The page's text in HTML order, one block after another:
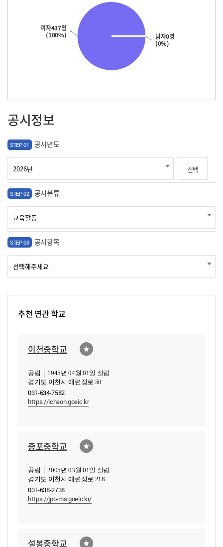
남자0명
(0%)
여자437명
(100%)
공시정보
STEP 01 공시년도
선택
STEP 02 공시분류
STEP 03 공시항목
추천 연관 학교
이천중학교
공립 │ 1945년 04월 01일 설립
경기도 이천시 애련정로 50
031-634-7582
https://icheon.goeic.kr
증포중학교
공립 │ 2005년 03월 01일 설립
경기도 이천시 애련정로 218
031-638-2738
https://jpo-ms.goeic.kr/
설봉중학교